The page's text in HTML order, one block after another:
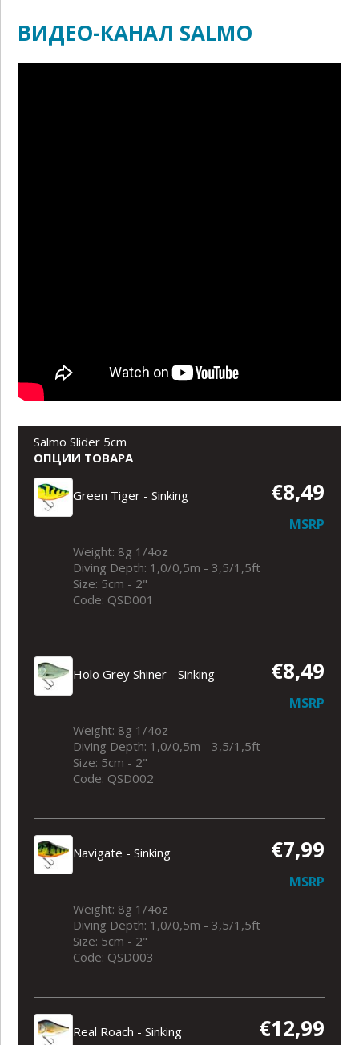
ВИДЕО-КАНАЛ SALMO
Salmo Slider 5cm
ОПЦИИ ТОВАРА
Green Tiger - Sinking €8,49
MSRP
Weight: 8g 1/4oz
Diving Depth: 1,0/0,5m - 3,5/1,5ft
Size: 5cm - 2"
Code: QSD001
Holo Grey Shiner - Sinking €8,49
MSRP
Weight: 8g 1/4oz
Diving Depth: 1,0/0,5m - 3,5/1,5ft
Size: 5cm - 2"
Code: QSD002
Navigate - Sinking €7,99
MSRP
Weight: 8g 1/4oz
Diving Depth: 1,0/0,5m - 3,5/1,5ft
Size: 5cm - 2"
Code: QSD003
Real Roach - Sinking €12,99